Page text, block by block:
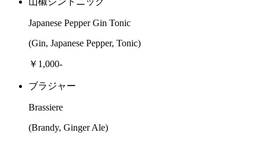
Japanese Pepper Gin Tonic
(Gin, Japanese Pepper, Tonic)
￥1,000-
ブラジャー
Brassiere
(Brandy, Ginger Ale)